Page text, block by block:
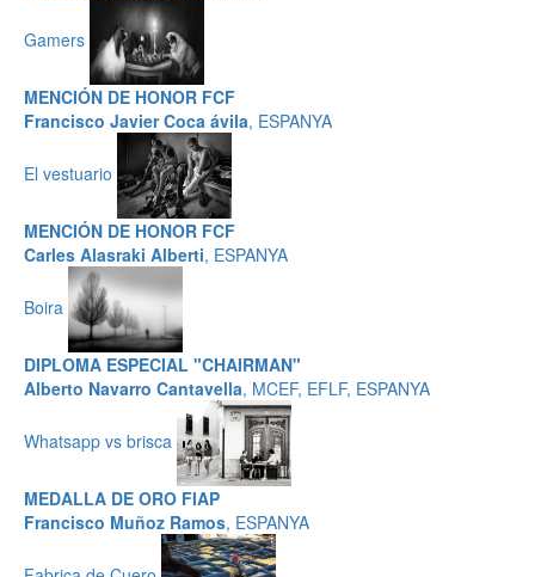
Gamers
MENCIÓN DE HONOR FCF
Francisco Javier Coca ávila, ESPANYA
El vestuario
MENCIÓN DE HONOR FCF
Carles Alasraki Alberti, ESPANYA
Boira
DIPLOMA ESPECIAL "CHAIRMAN"
Alberto Navarro Cantavella, MCEF, EFLF, ESPANYA
Whatsapp vs brisca
MEDALLA DE ORO FIAP
Francisco Muñoz Ramos, ESPANYA